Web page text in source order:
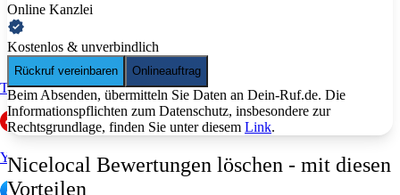
Trustpilot
Yelp
Online Kanzlei
Kostenlos & unverbindlich
Rückruf vereinbaren Onlineauftrag
Beim Absenden, übermitteln Sie Daten an Dein-Ruf.de. Die
Informationspflichten zum Datenschutz, insbesondere zur
Rechtsgrundlage, finden Sie unter diesem Link.
Nicelocal Bewertungen löschen - mit diesen
Vorteilen